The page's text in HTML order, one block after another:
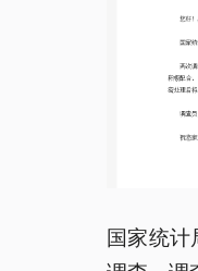
国家统